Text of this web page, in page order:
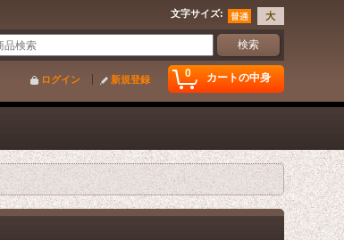
文字サイズ:
0 カートの中身
ログイン 新規登録